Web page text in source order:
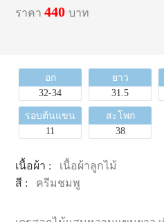
ราคา440บาท
อก
32-34
ยาว
31.5
รอบต้นแขน
11
สะโพก
38
เนื้อผ้า : เนื้อผ้าลูกไม้
สี : ครีมชมพู